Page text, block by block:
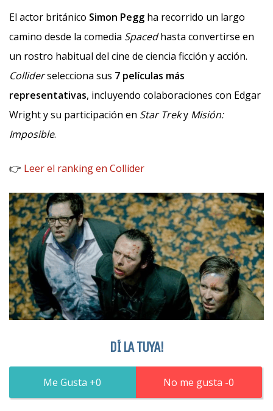
El actor británico Simon Pegg ha recorrido un largo
camino desde la comedia Spacedhasta convertirse en
un rostro habitual del cine de ciencia ficción y acción.
Colliderselecciona sus 7 películas más
representativas, incluyendo colaboraciones con Edgar
Wright y su participación en Star Treky Misión:
Imposible.
👉 Leer el ranking en Collider
DÍ LA TUYA!
0 0